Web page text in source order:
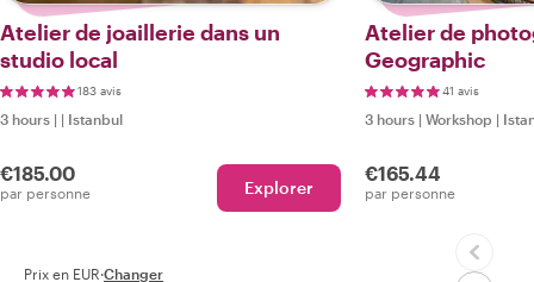
Atelier de joaillerie dans un
studio local
183 avis
3 hours | | Istanbul
€185.00
par personne Explorer
Atelier de
Geographic
41 avis
3 hours | Workshop |
€165.44
par personne
Prix en EUR·Changer